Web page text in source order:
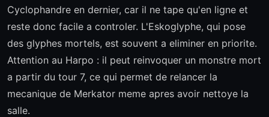
Cyclophandre en dernier, car il ne tape qu'en ligne et
reste donc facile a controler. L'Eskoglyphe, qui pose
des glyphes mortels, est souvent a eliminer en priorite.
Attention au Harpo : il peut reinvoquer un monstre mort
a partir du tour 7, ce qui permet de relancer la
mecanique de Merkator meme apres avoir nettoye la
salle.